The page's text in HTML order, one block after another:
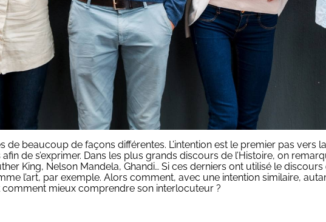
de beaucoup de façons différentes. L’intention est le premier pas vers
de s’exprimer. Dans les plus grands discours de l’Histoire, on
King, Nelson Mandela, Ghandi… Si ces derniers ont utilisé le discours
l’art, par exemple. Alors comment, avec une intention similaire,
mieux comprendre son interlocuteur ?